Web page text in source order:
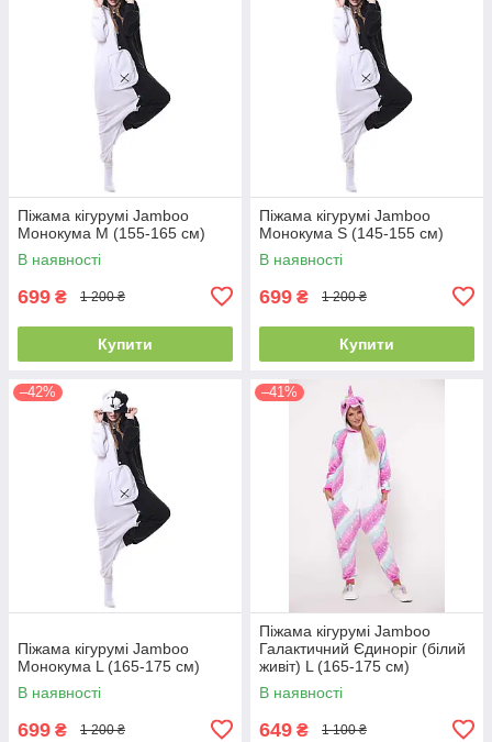
Піжама кігурумі Jamboo
Монокума M (155-165 см)
В наявності
699 ₴ 1 200 ₴
Купити
Піжама кігурумі Jamboo
Монокума S (145-155 см)
В наявності
699 ₴ 1 200 ₴
Купити
–42%
Піжама кігурумі Jamboo
Монокума L (165-175 см)
В наявності
699 ₴ 1 200 ₴
–41%
Піжама кігурумі Jamboo
Галактичний Єдиноріг (білий
живіт) L (165-175 см)
В наявності
649 ₴ 1 100 ₴